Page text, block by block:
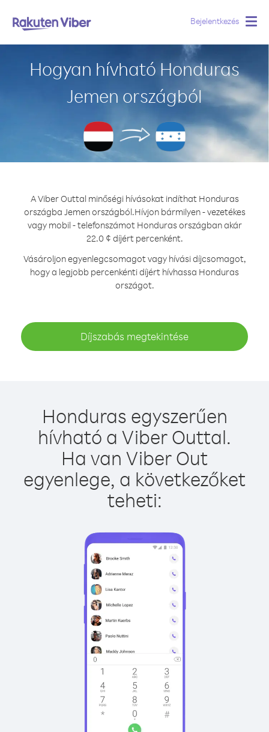
Bejelentkezés
Hogyan hívható Honduras
Jemen országból
A Viber Outtal minőségi hívásokat indíthat Honduras
országba Jemen országból.Hívjon bármilyen - vezetékes
vagy mobil - telefonszámot Honduras országban akár
22.0 ¢ díjért percenként.
Vásároljon egyenlegcsomagot vagy hívási díjcsomagot,
hogy a legjobb percenkénti díjért hívhassa Honduras
országot.
Díjszabás megtekintése
Honduras egyszerűen
hívható a Viber Outtal.
Ha van Viber Out
egyenlege, a következőket
teheti: